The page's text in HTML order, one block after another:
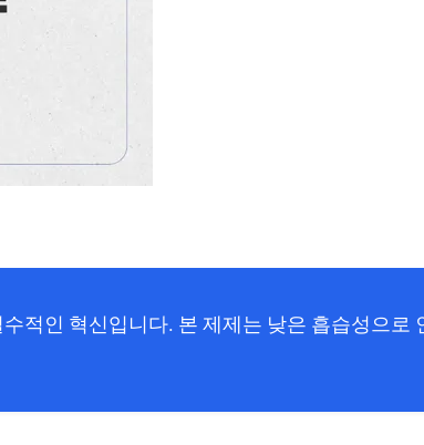
적인 혁신입니다. 본 제제는 낮은 흡습성으로